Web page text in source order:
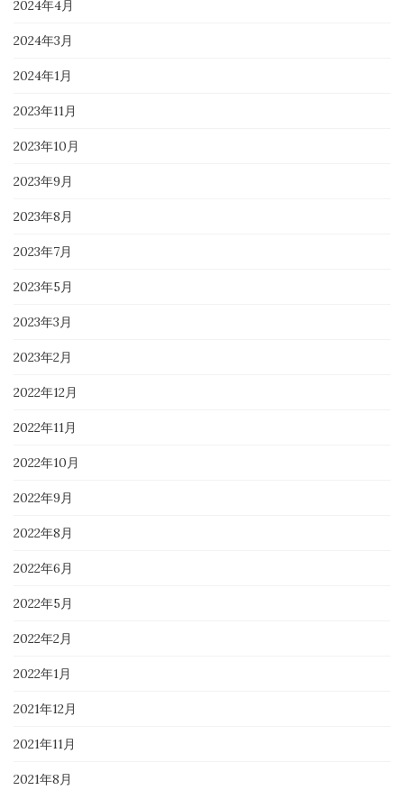
2024年4月
2024年3月
2024年1月
2023年11月
2023年10月
2023年9月
2023年8月
2023年7月
2023年5月
2023年3月
2023年2月
2022年12月
2022年11月
2022年10月
2022年9月
2022年8月
2022年6月
2022年5月
2022年2月
2022年1月
2021年12月
2021年11月
2021年8月